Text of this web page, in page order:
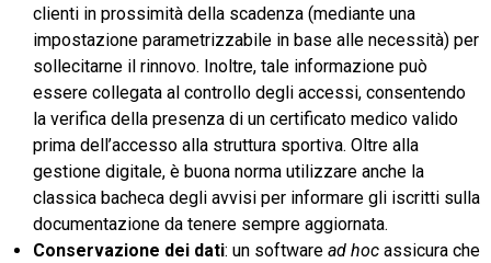
clienti in prossimità della scadenza (mediante una
impostazione parametrizzabile in base alle necessità) per
sollecitarne il rinnovo. Inoltre, tale informazione può
essere collegata al controllo degli accessi, consentendo
la verifica della presenza di un certificato medico valido
prima dell’accesso alla struttura sportiva. Oltre alla
gestione digitale, è buona norma utilizzare anche la
classica bacheca degli avvisi per informare gli iscritti sulla
documentazione da tenere sempre aggiornata.
Conservazione dei dati: un software ad hoc assicura che